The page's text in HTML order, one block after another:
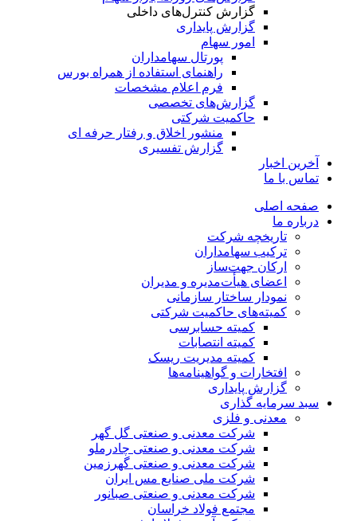
گزارش کنترل‌های داخلی
گزارش پایداری
امور سهام
پورتال سهامداران
راهنمای استفاده از همراه بورس
فرم اعلام مشخصات
گزارش‌های تخصصی
حاکمیت شرکتی
منشور اخلاق و رفتار حرفه­ ای
گزارش تفسیری
آخرین اخبار
تماس با ما
صفحه اصلی
درباره ما
تاریخچه شرکت
ترکیب سهامداران
ارکان جهت‌ساز
اعضای هیأت‌مدیره و مدیران
نمودار ساختار سازمانی
کمیته‌های حاکمیت شرکتی
کمیته حسابرسی
کمیته انتصابات
کمیته مدیریت ریسک
افتخارات و گواهینامه‌ها
گزارش پایداری
سبد سرمایه گذاری
معدنی و فلزی
شرکت معدنی و صنعتی گل گهر
شرکت معدنی و صنعتی چادرملو
شرکت معدنی و صنعتی گهرزمین
شرکت ملی صنایع مس ایران
شرکت معدنی و صنعتی صبانور
مجتمع فولاد خراسان